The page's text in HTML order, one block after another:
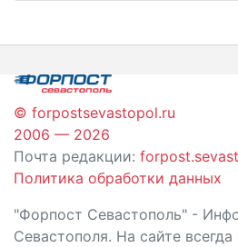
© forpostsevastopol.ru
2006 — 2026
Почта редакции:
Политика обработки данных
"Форпост Севастополь" -
Севастополя. На сайте всегда